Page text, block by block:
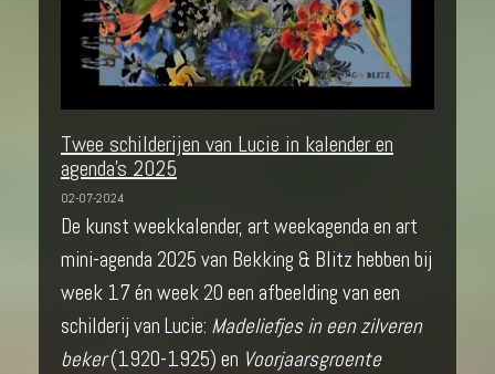
Twee schilderijen van Lucie in kalender en
agenda's 2025
02-07-2024
De kunst weekkalender, art weekagenda en art
mini-agenda 2025 van Bekking & Blitz hebben bij
week 17 én week 20 een afbeelding van een
schilderij van Lucie: Madeliefjes in een zilveren
beker(1920-1925) en Voorjaarsgroente